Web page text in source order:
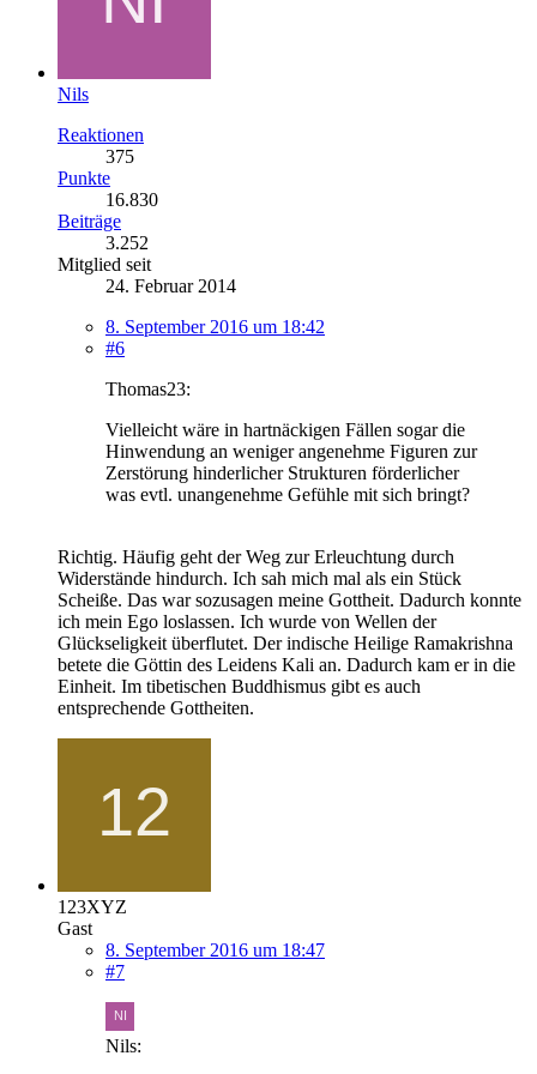
Nils
Reaktionen
375
Punkte
16.830
Beiträge
3.252
Mitglied seit
24. Februar 2014
8. September 2016 um 18:42
#6
Thomas23:
Vielleicht wäre in hartnäckigen Fällen sogar die
Hinwendung an weniger angenehme Figuren zur
Zerstörung hinderlicher Strukturen förderlicher
was evtl. unangenehme Gefühle mit sich bringt?
Richtig. Häufig geht der Weg zur Erleuchtung durch
Widerstände hindurch. Ich sah mich mal als ein Stück
Scheiße. Das war sozusagen meine Gottheit. Dadurch konnte
ich mein Ego loslassen. Ich wurde von Wellen der
Glückseligkeit überflutet. Der indische Heilige Ramakrishna
betete die Göttin des Leidens Kali an. Dadurch kam er in die
Einheit. Im tibetischen Buddhismus gibt es auch
entsprechende Gottheiten.
123XYZ
Gast
8. September 2016 um 18:47
#7
Nils: